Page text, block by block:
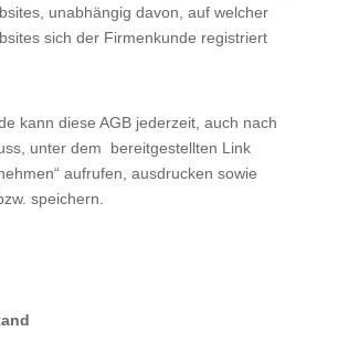
unabhängig davon, auf welcher
sich der Firmenkunde registriert
kann diese AGB jederzeit, auch nach
unter dem bereitgestellten Link
aufrufen, ausdrucken sowie
speichern.